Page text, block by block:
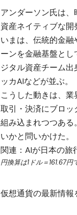
アンダーソン氏は
資産ネイティブな開
いまは、伝統的金
ーンを金融基盤と
ジタル資産チーム
ッカAIなどが並ぶ。
こうした動きは、
取引・決済にブロ
組み込まれつつあ
いかと問いかけた。
関連：AIが日本の旅
円換算は1ドル＝161.67円
仮想通貨の最新情報